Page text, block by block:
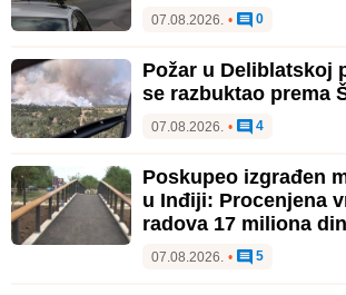
07.08.2026. • 0
Požar u Deliblatskoj
se razbuktao prema
07.08.2026. • 4
Poskupeo izgrađen
u Inđiji: Procenjena
radova 17 miliona
07.08.2026. • 5